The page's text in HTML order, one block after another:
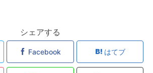
シェアする
Facebook はてブ